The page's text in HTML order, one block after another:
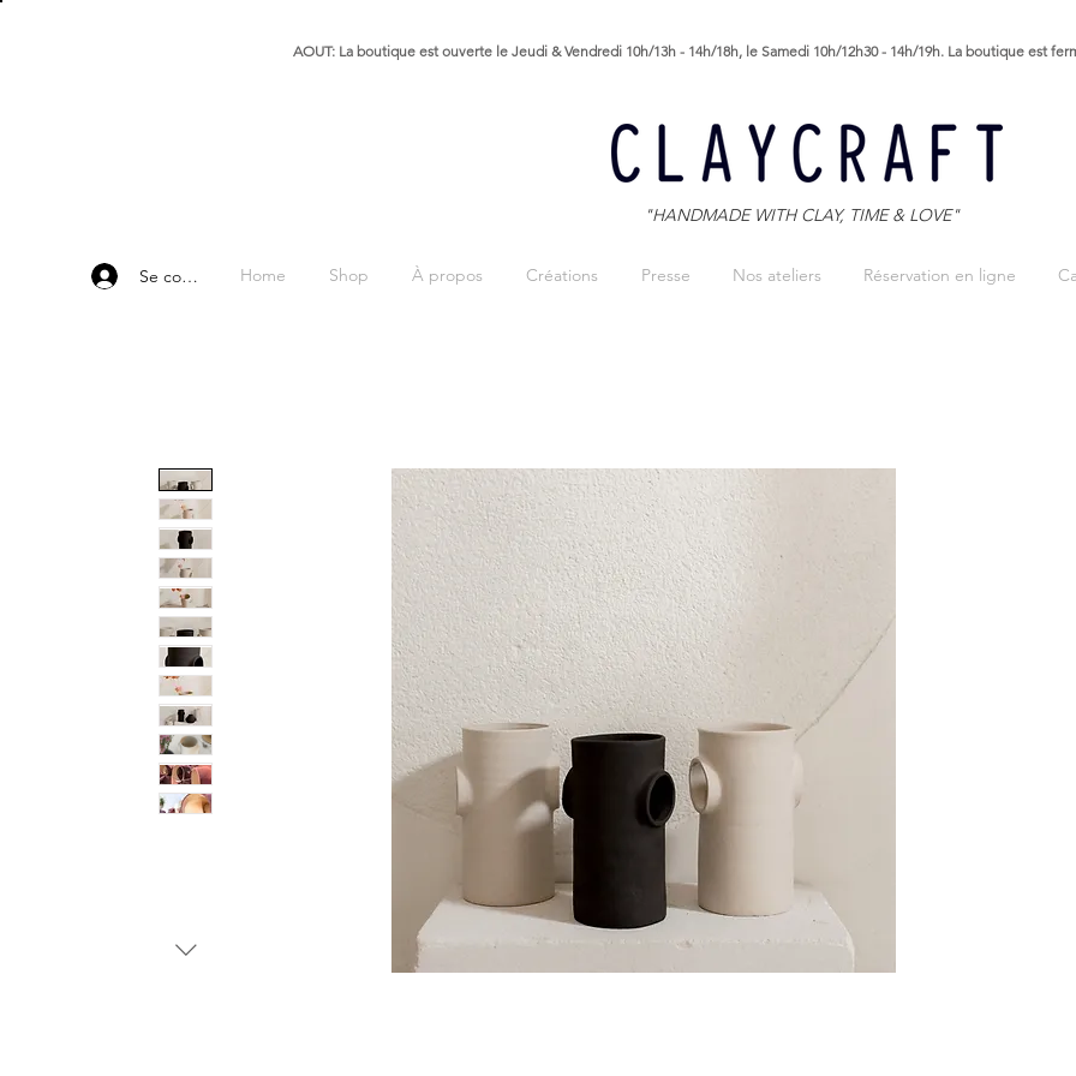
AOUT: La boutique est ouverte le Jeudi & Vendredi 10h/13h - 14h/18h, le Samedi 10h/12h30 - 14h/19h. La boutique est
"HANDMADE WITH CLAY, TIME & LOVE"
Se connecter Home Shop À propos Créations Presse Nos ateliers Réservation en ligne